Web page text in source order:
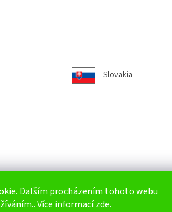
Dalším procházením tohoto webu
Více informacízde.
Slovakia